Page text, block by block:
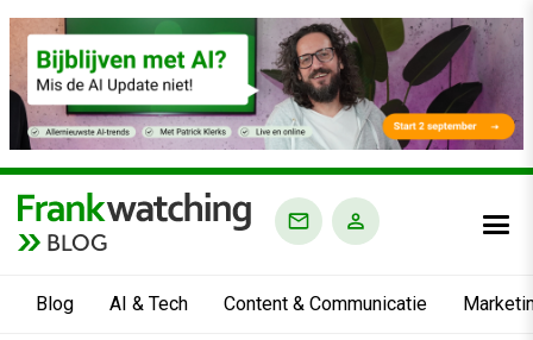
BLOG
Blog AI & Tech Content & Communicatie